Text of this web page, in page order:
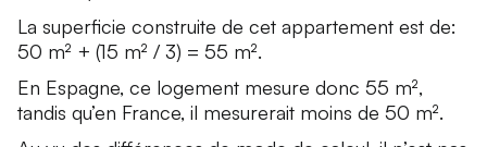
La superficie construite de cet appartement est de:
50 m² + (15 m² / 3) = 55 m².
En Espagne, ce logement mesure donc 55 m²,
tandis qu’en France, il mesurerait moins de 50 m².